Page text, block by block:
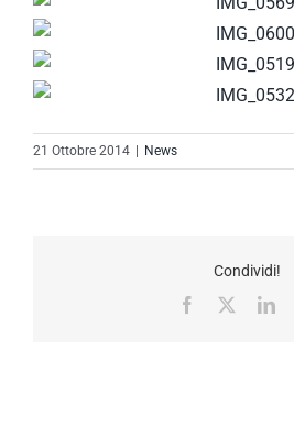
21 Ottobre 2014 News
Condividi!
Facebook